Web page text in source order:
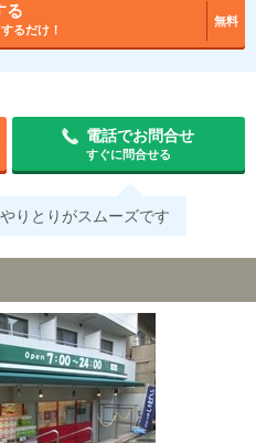
る
るだけ！
無料
電話でお問合せ
すぐに問合せる
りとりがスムーズです